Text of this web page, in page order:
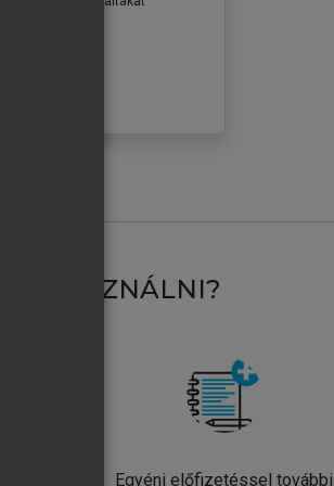
HASZNÁLNI?
Egyéni előfizetéssel további